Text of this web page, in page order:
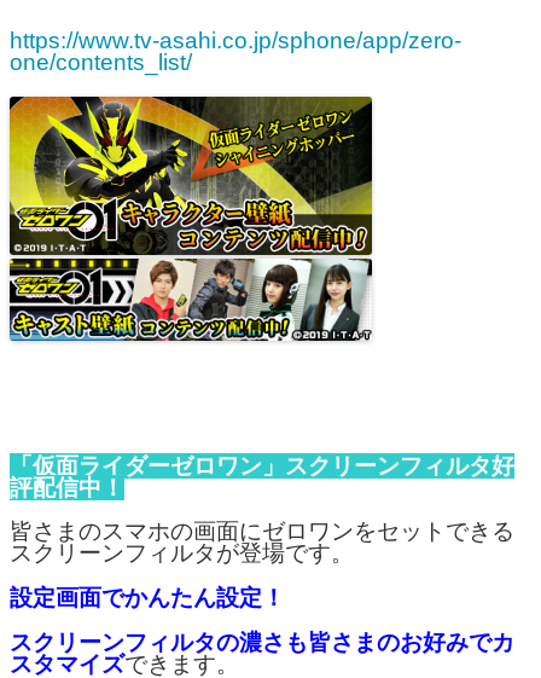
https://www.tv-asahi.co.jp/sphone/app/zero-
one/contents_list/
「仮面ライダーゼロワン」スクリーンフィルタ好
評配信中！
皆さまのスマホの画面にゼロワンをセットできる
スクリーンフィルタが登場です。
設定画面でかんたん設定！
スクリーンフィルタの濃さも皆さまのお好みでカ
スタマイズできます。